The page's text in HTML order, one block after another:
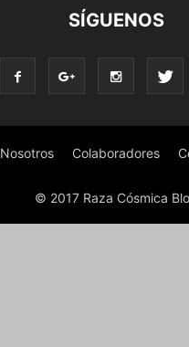
SÍGUENOS
Nosotros Colaboradores
© 2017 Raza Cósmica